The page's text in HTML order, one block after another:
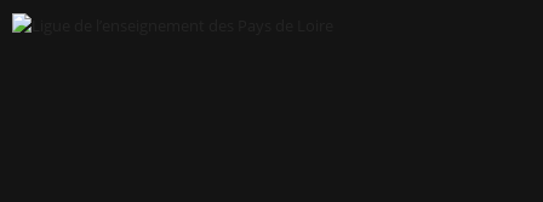
MENUISERIE MARIONNEAU